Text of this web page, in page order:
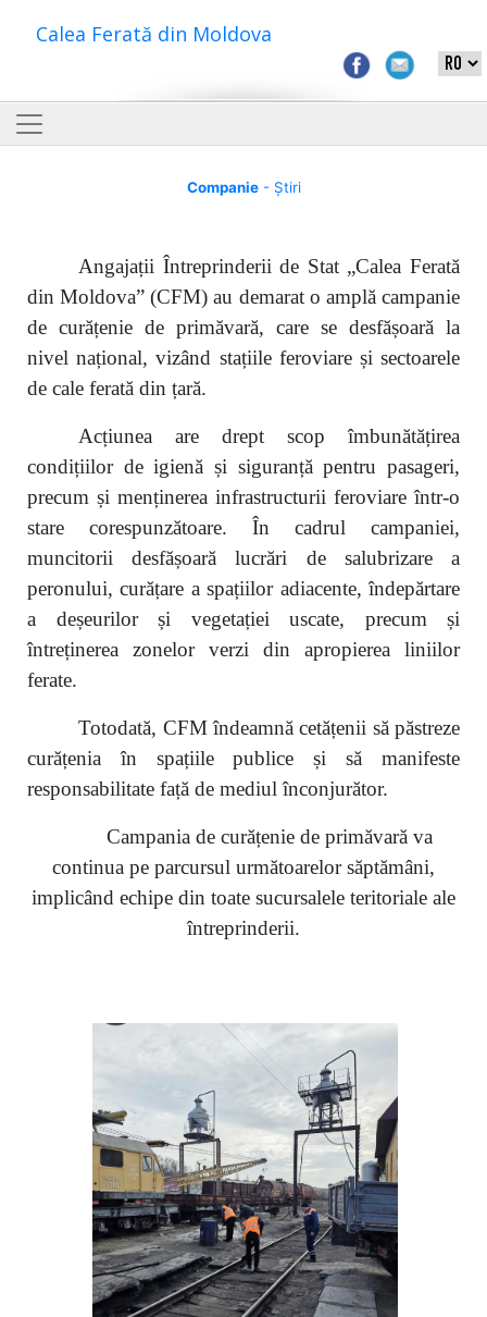
Calea Ferată din Moldova
Companie- Știri
Angajații Întreprinderii de Stat „Calea Ferată
din Moldova” (CFM) au demarat o amplă campanie
de curățenie de primăvară, care se desfășoară la
nivel național, vizând stațiile feroviare și sectoarele
de cale ferată din țară.
Acțiunea are drept scop îmbunătățirea
condițiilor de igienă și siguranță pentru pasageri,
precum și menținerea infrastructurii feroviare într-o
stare corespunzătoare. În cadrul campaniei,
muncitorii desfășoară lucrări de salubrizare a
peronului, curățare a spațiilor adiacente, îndepărtare
a deșeurilor și vegetației uscate, precum și
întreținerea zonelor verzi din apropierea liniilor
ferate.
Totodată, CFM îndeamnă cetățenii să păstreze
curățenia în spațiile publice și să manifeste
responsabilitate față de mediul înconjurător.
Campania de curățenie de primăvară va
continua pe parcursul următoarelor săptămâni,
implicând echipe din toate sucursalele teritoriale ale
întreprinderii.